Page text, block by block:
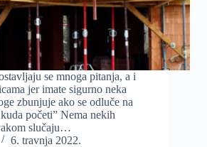
se mnoga pitanja, a i
jer imate sigurno neka
zbunjuje ako se odluče na
početi” Nema nekih
slučaju…
6. travnja 2022.